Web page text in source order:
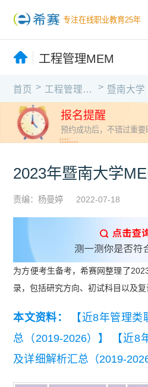
专注在线职业教育25年
工程管理MEM
首页 > 工程管理MEM > 暨南大学
报名提醒
预约成功后，不错过重要
2023年暨南大学
责编：杨曼婷 2022-07-18
为方便考生备考，希赛网整理了
录，包括研究方向、初试科目以及复
本文资料：
【近8年管理
总（2019-2026）】
【近8
及详细解析汇总（2019-2026
（二）真题及答案解析】